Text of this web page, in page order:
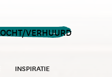
VERHUURD
INSPIRATIE